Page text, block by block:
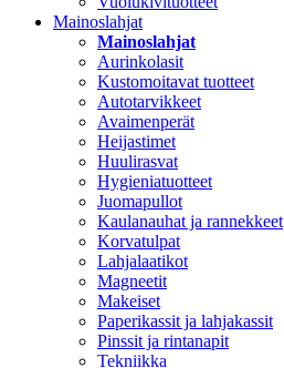
Mainoslahjat
Mainoslahjat
Aurinkolasit
Kustomoitavat tuotteet
Autotarvikkeet
Avaimenperät
Heijastimet
Huulirasvat
Hygieniatuotteet
Juomapullot
Kaulanauhat ja rannekkeet
Korvatulpat
Lahjalaatikot
Magneetit
Makeiset
Paperikassit ja lahjakassit
Pinssit ja rintanapit
Tekniikka